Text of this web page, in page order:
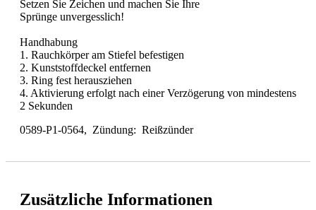
Setzen Sie Zeichen und machen Sie Ihre
Sprünge unvergesslich!
Handhabung
1. Rauchkörper am Stiefel befestigen
2. Kunststoffdeckel entfernen
3. Ring fest herausziehen
4. Aktivierung erfolgt nach einer Verzögerung von mindestens
2 Sekunden
0589-P1-0564, Zündung: Reißzünder
Zusätzliche Informationen